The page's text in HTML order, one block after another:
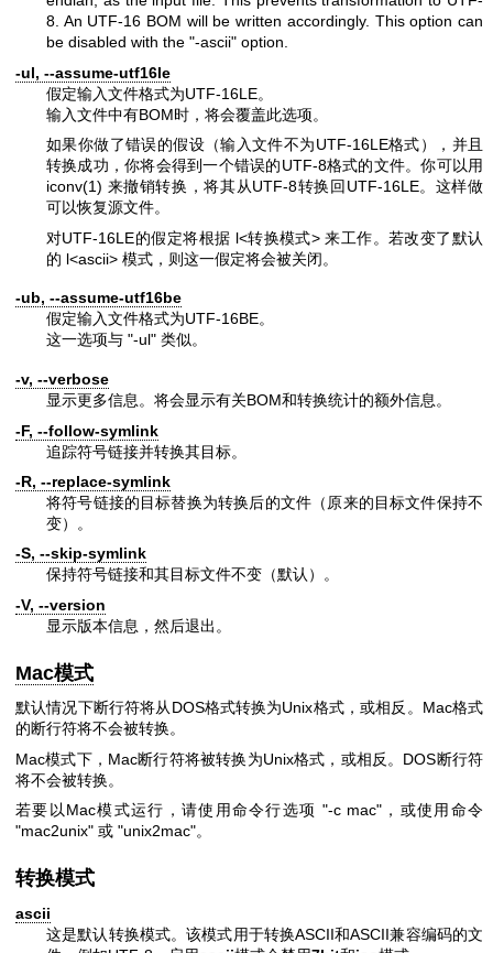
8. An UTF-16 BOM will be written accordingly. This option can
be disabled with the "-ascii" option.
-ul, --assume-utf16le
假定输入文件格式为UTF-16LE。
输入文件中有BOM时，将会覆盖此选项。
如果你做了错误的假设（输入文件不为UTF-16LE格式），并且
转换成功，你将会得到一个错误的UTF-8格式的文件。你可以用
iconv(1) 来撤销转换，将其从UTF-8转换回UTF-16LE。这样做
可以恢复源文件。
对UTF-16LE的假定将根据 l<转换模式> 来工作。若改变了默认
的 l<ascii> 模式，则这一假定将会被关闭。
-ub, --assume-utf16be
假定输入文件格式为UTF-16BE。
这一选项与 "-ul" 类似。
-v, --verbose
显示更多信息。将会显示有关BOM和转换统计的额外信息。
-F, --follow-symlink
追踪符号链接并转换其目标。
-R, --replace-symlink
将符号链接的目标替换为转换后的文件（原来的目标文件保持不
变）。
-S, --skip-symlink
保持符号链接和其目标文件不变（默认）。
-V, --version
显示版本信息，然后退出。
Mac模式
默认情况下断行符将从DOS格式转换为Unix格式，或相反。Mac格式
的断行符将不会被转换。
Mac模式下，Mac断行符将被转换为Unix格式，或相反。DOS断行符
将不会被转换。
若要以Mac模式运行，请使用命令行选项 "-c mac" ，或使用命令
"mac2unix" 或 "unix2mac"。
转换模式
ascii
这是默认转换模式。该模式用于转换ASCII和ASCII兼容编码的文